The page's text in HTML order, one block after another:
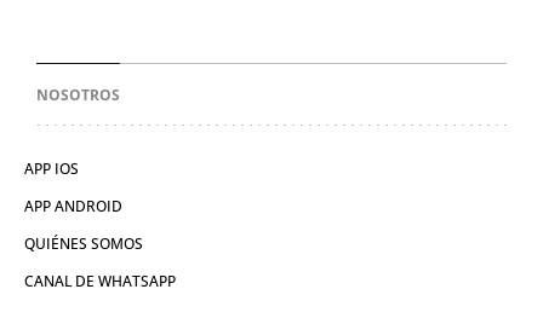
NOSOTROS
APP IOS
APP ANDROID
QUIÉNES SOMOS
CANAL DE WHATSAPP